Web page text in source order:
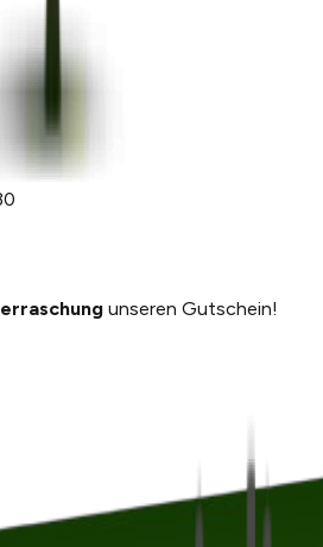
unseren Gutschein!